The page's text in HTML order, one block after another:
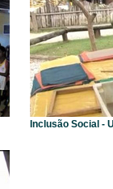
Inclusão Social -